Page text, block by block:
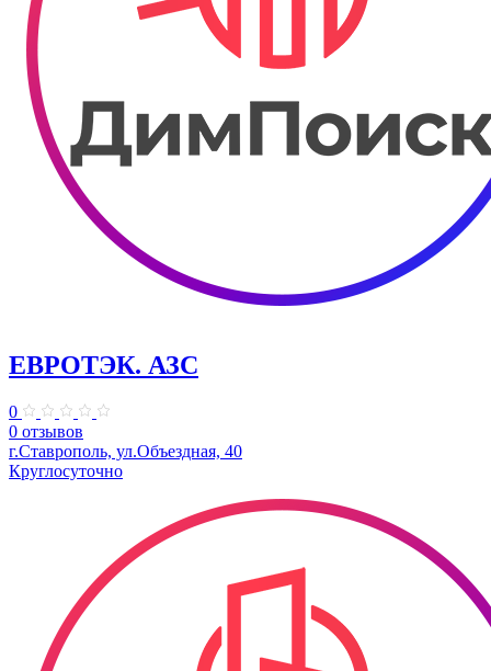
ЕВРОТЭК. АЗС
0
0 отзывов
г.Ставрополь, ул.Объездная, 40
Круглосуточно